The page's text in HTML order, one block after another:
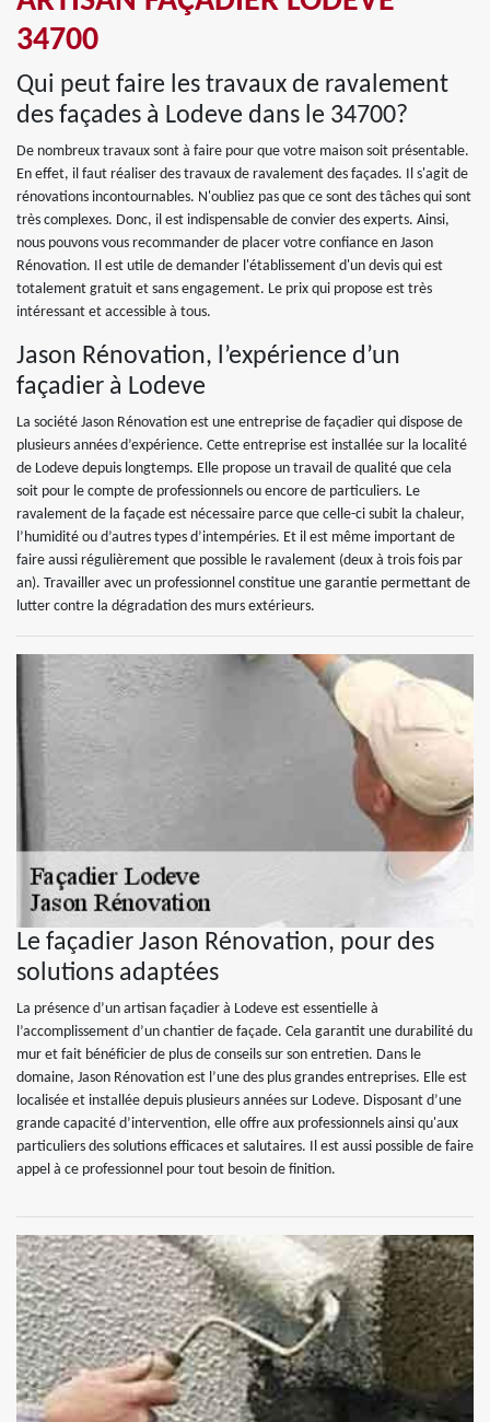
34700
Qui peut faire les travaux de ravalement
des façades à Lodeve dans le 34700?
De nombreux travaux sont à faire pour que votre maison soit présentable.
En effet, il faut réaliser des travaux de ravalement des façades. Il s'agit de
rénovations incontournables. N'oubliez pas que ce sont des tâches qui sont
très complexes. Donc, il est indispensable de convier des experts. Ainsi,
nous pouvons vous recommander de placer votre confiance en Jason
Rénovation. Il est utile de demander l'établissement d'un devis qui est
totalement gratuit et sans engagement. Le prix qui propose est très
intéressant et accessible à tous.
Jason Rénovation, l’expérience d’un
façadier à Lodeve
La société Jason Rénovation est une entreprise de façadier qui dispose de
plusieurs années d’expérience. Cette entreprise est installée sur la localité
de Lodeve depuis longtemps. Elle propose un travail de qualité que cela
soit pour le compte de professionnels ou encore de particuliers. Le
ravalement de la façade est nécessaire parce que celle-ci subit la chaleur,
l’humidité ou d’autres types d’intempéries. Et il est même important de
faire aussi régulièrement que possible le ravalement (deux à trois fois par
an). Travailler avec un professionnel constitue une garantie permettant de
lutter contre la dégradation des murs extérieurs.
Le façadier Jason Rénovation, pour des
solutions adaptées
La présence d’un artisan façadier à Lodeve est essentielle à
l’accomplissement d’un chantier de façade. Cela garantit une durabilité du
mur et fait bénéficier de plus de conseils sur son entretien. Dans le
domaine, Jason Rénovation est l’une des plus grandes entreprises. Elle est
localisée et installée depuis plusieurs années sur Lodeve. Disposant d’une
grande capacité d’intervention, elle offre aux professionnels ainsi qu'aux
particuliers des solutions efficaces et salutaires. Il est aussi possible de faire
appel à ce professionnel pour tout besoin de finition.